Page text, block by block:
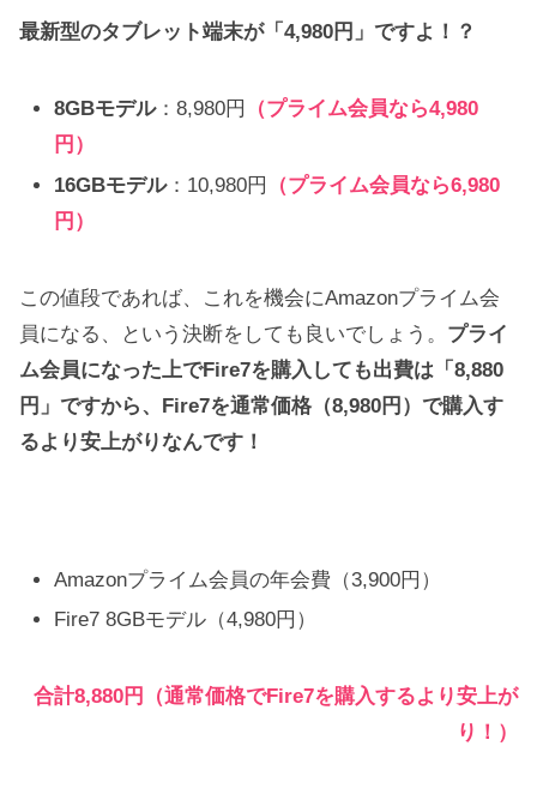
最新型のタブレット端末が「4,980円」ですよ！？
8GBモデル：8,980円
（プライム会員なら4,980
円）
16GBモデル：10,980円
（プライム会員なら6,980
円）
この値段であれば、これを機会にAmazonプライム会
員になる、という決断をしても良いでしょう。 プライ
ム会員になった上でFire7を購入しても出費は「8,880
円」ですから、Fire7を通常価格（8,980円）で購入す
るより安上がりなんです！
Amazonプライム会員の年会費（3,900円）
Fire7 8GBモデル（4,980円）
合計8,880円（通常価格でFire7を購入するより安上が
り！）